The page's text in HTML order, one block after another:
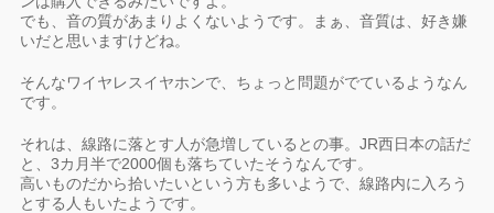
でも、音の質があまりよくないようです。まぁ、音質は、好き嫌
いだと思いますけどね。
そんなワイヤレスイヤホンで、ちょっと問題がでているようなん
です。
それは、線路に落とす人が急増しているとの事。JR西日本の話だ
と、3カ月半で2000個も落ちていたそうなんです。
高いものだから拾いたいという方も多いようで、線路内に入ろう
とする人もいたようです。